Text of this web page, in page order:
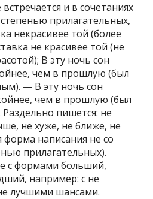
и в сочетаниях
прилагательных,
некрасивее той (более
не красивее той (не
В эту ночь сон
чем в прошлую (был
— В эту ночь сон
чем в прошлую (был
пишется: не
не хуже, не ближе, не
форма написания не со
прилагательных).
с формами больший,
например: с не
лучшими шансами.